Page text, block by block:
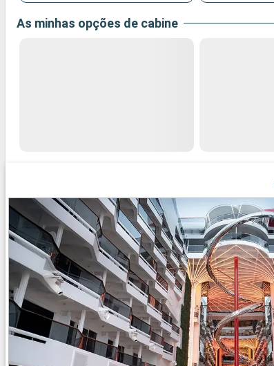
As minhas opções de cabine